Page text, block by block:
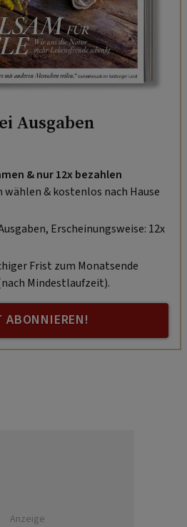
Ausgaben
& nur 12x bezahlen
& kostenlos nach Hause
Erscheinungsweise: 12x
Frist zum Monatsende
Mindestlaufzeit).
ABONNIEREN!
Anzeige